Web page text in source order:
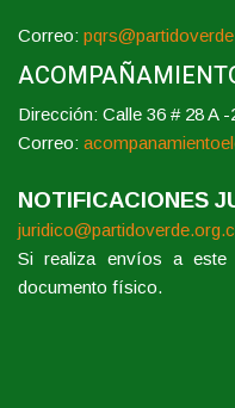
Correo:
Dirección: Calle 36 # 28 A
Correo:
NOTIFICACIONES
Si realiza envíos a
documento físico.